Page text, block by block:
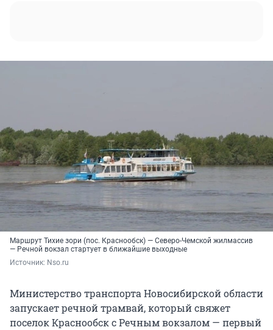
Маршрут Тихие зори (пос. Краснообск) — Северо-Чемской жилмассив
— Речной вокзал стартует в ближайшие выходные
Источник: Nso.ru
Министерство транспорта Новосибирской области
запускает речной трамвай, который свяжет
поселок Краснообск с Речным вокзалом — первый